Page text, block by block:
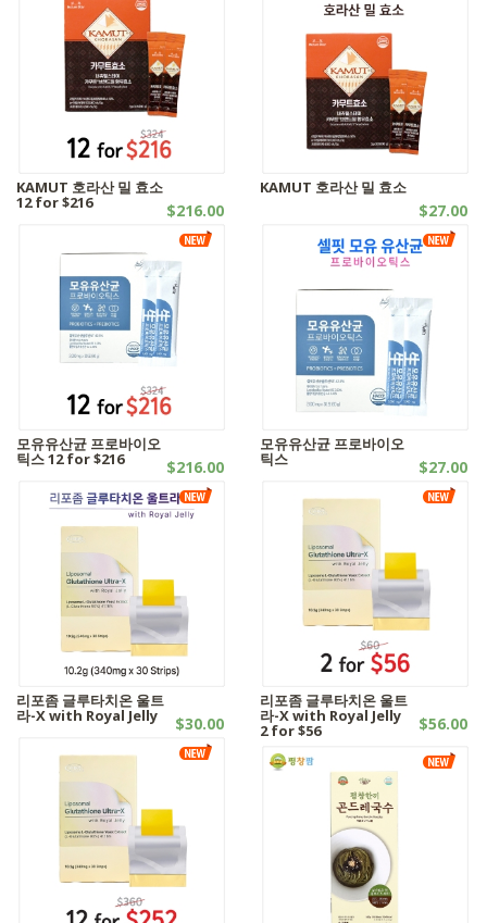
KAMUT 호라산 밀 효소
12 for $216 $216.00
KAMUT 호라산 밀 효소
$27.00
모유유산균 프로바이오
틱스 12 for $216 $216.00
모유유산균 프로바이오
틱스 $27.00
리포좀 글루타치온 울트
라-X with Royal Jelly $30.00
리포좀 글루타치온 울트
라-X with Royal Jelly
2 for $56 $56.00
기타제품